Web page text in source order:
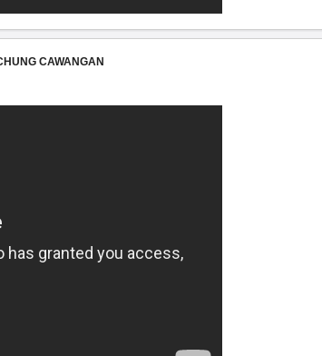
CAWANGAN